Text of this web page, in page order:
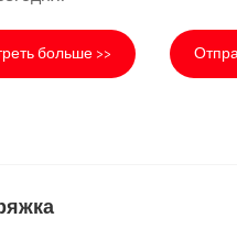
больше >>